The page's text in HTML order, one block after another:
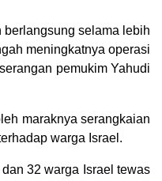
berlangsung selama lebih
meningkatnya operasi
pemukim Yahudi
maraknya serangkaian
warga Israel.
32 warga Israel tewas